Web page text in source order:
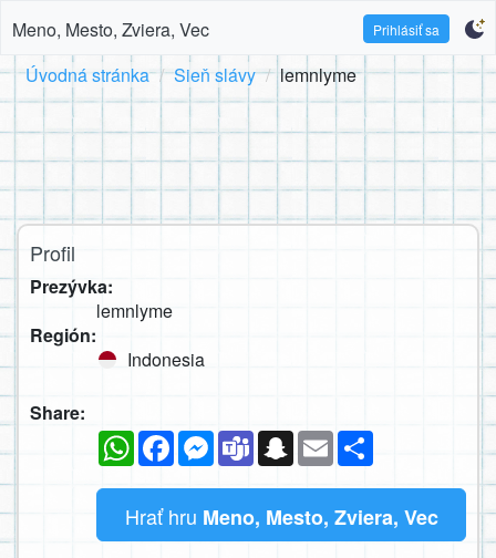
Meno, Mesto, Zviera, Vec Prihlásiť sa
Úvodná stránka Sieň slávy lemnlyme
Profil
Prezývka:
lemnlyme
Región:
Indonesia
Share:
WhatsAppFacebookMessenger
TeamsSnapchat
Email
Hrať hru Meno, Mesto, Zviera, Vec